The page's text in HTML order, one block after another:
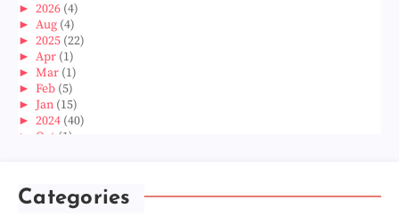
► 2026 (4)
► Aug (4)
► 2025 (22)
► Apr (1)
► Mar (1)
► Feb (5)
► Jan (15)
► 2024 (40)
► Oct (1)
►
►Apr(3)
Categories